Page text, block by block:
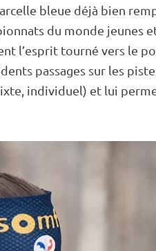
bleue déjà bien
du monde jeunes
l’esprit tourné vers le
passages sur les
individuel) et lui